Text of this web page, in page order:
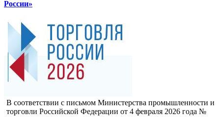
России»
В соответствии с письмом Министерства промышленности и
торговли Российской Федерации от 4 февраля 2026 года №